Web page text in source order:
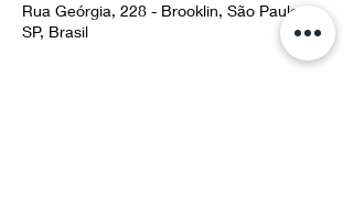
Rua Geórgia, 228 - Brooklin, São Paulo -
SP, Brasil